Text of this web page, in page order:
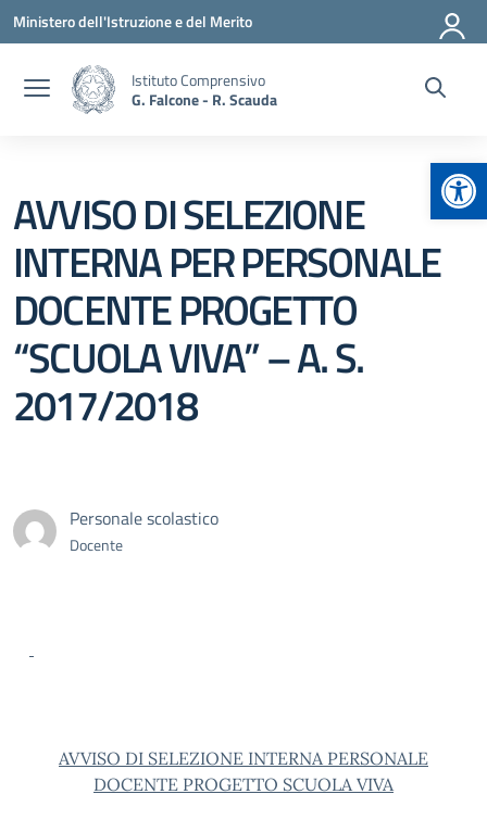
Vai ai contenuti
Vai al menu di navigazione
Vai al footer
Ministero dell'Istruzione e del Merito
Istituto Comprensivo
G. Falcone - R. Scauda
AVVISO DI SELEZIONE
INTERNA PER PERSONALE
DOCENTE PROGETTO
“SCUOLA VIVA” – A. S.
2017/2018
Personale scolastico
Docente
AVVISO DI SELEZIONE INTERNA PERSONALE
DOCENTE PROGETTO SCUOLA VIVA